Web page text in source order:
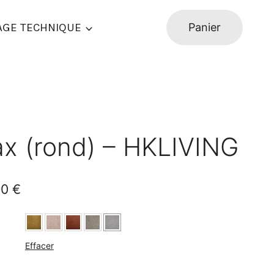
TECHNIQUE Panier
(rond) – HKLIVING
€Plage
de
prix :
1620,00 €
Effacer